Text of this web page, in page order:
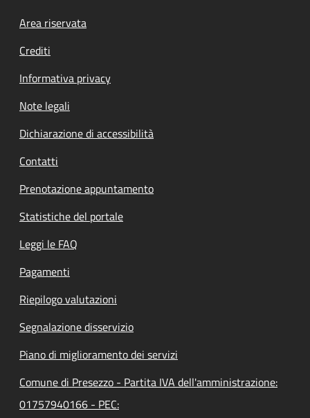
Footer menu
Area riservata
Crediti
Informativa privacy
Note legali
Dichiarazione di accessibilità
Contatti
Prenotazione appuntamento
Statistiche del portale
Leggi le FAQ
Pagamenti
Riepilogo valutazioni
Segnalazione disservizio
Piano di miglioramento dei servizi
Comune di Presezzo - Partita IVA dell'amministrazione:
01757940166 - PEC: